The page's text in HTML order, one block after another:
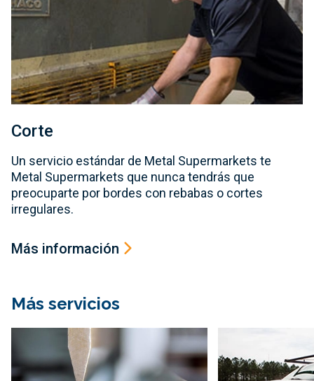
Corte
Un servicio estándar de Metal Supermarkets te
Metal Supermarkets que nunca tendrás que
preocuparte por bordes con rebabas o cortes
irregulares.
Más información
Más servicios